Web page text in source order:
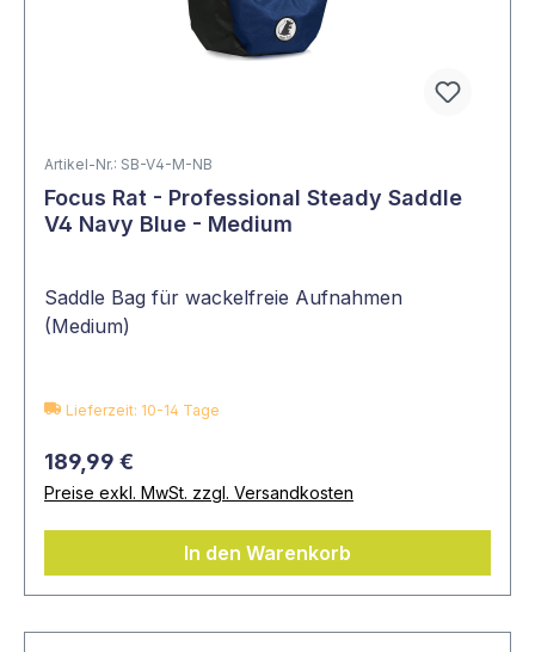
Artikel-Nr.: SB-V4-M-NB
Focus Rat - Professional Steady Saddle
V4 Navy Blue - Medium
Saddle Bag für wackelfreie Aufnahmen
(Medium)
Lieferzeit: 10-14 Tage
189,99 €
Preise exkl. MwSt. zzgl. Versandkosten
In den Warenkorb